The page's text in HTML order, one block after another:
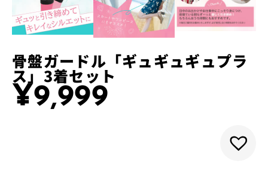
骨盤ガードル「ギュギュギュプラ
ス」3着セット
¥9,999